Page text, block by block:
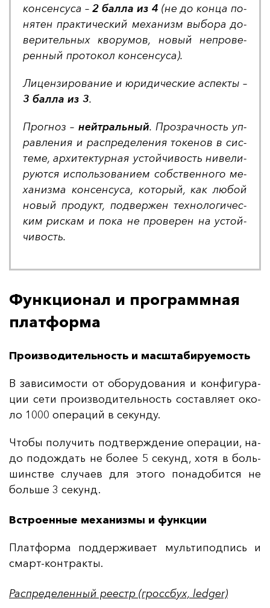
кон­сен­су­са – 2 бал­ла из 4 (не до кон­ца по­
ня­тен прак­ти­чес­кий ме­ха­низм вы­бо­ра до­
ве­ри­тель­ных кво­ру­мов, но­вый неп­ро­ве­
рен­ный про­то­кол кон­сен­су­са).
Ли­цен­зи­ро­ва­ние и юри­ди­чес­кие ас­пек­ты –
3 бал­ла из 3.
Прог­ноз – ней­траль­ный. Проз­рач­ность уп­
рав­ле­ния и рас­пре­де­ле­ния то­ке­нов в сис­
те­ме, ар­хи­тек­тур­ная ус­той­чи­вость ни­ве­ли­
ру­ют­ся ис­поль­зо­ва­ни­ем собс­твен­но­го ме­
ха­низ­ма кон­сен­су­са, ко­то­рый, как лю­бой
но­вый про­дукт, под­вер­жен тех­но­ло­ги­чес­
ким рис­кам и по­ка не про­ве­рен на ус­той­
чи­вость.
Функционал и программная
платформа
Производительность и масштабируемость
В за­ви­си­мос­ти от обо­ру­до­ва­ния и кон­фи­гу­ра­
ции се­ти про­из­во­ди­тель­ность сос­тав­ля­ет око­
ло 1000 опе­ра­ций в се­кун­ду.
Что­бы по­лу­чить под­твер­жде­ние опе­ра­ции, на­
до по­дож­дать не бо­лее 5 се­кунд, хо­тя в боль­
шинс­тве слу­ча­ев для это­го по­на­до­бит­ся не
боль­ше 3 се­кунд.
Встроенные механизмы и функции
Плат­фор­ма под­дер­жи­ва­ет муль­ти­под­пись и
смарт-кон­трак­ты.
Распределенный реестр (гроссбух, ledger)